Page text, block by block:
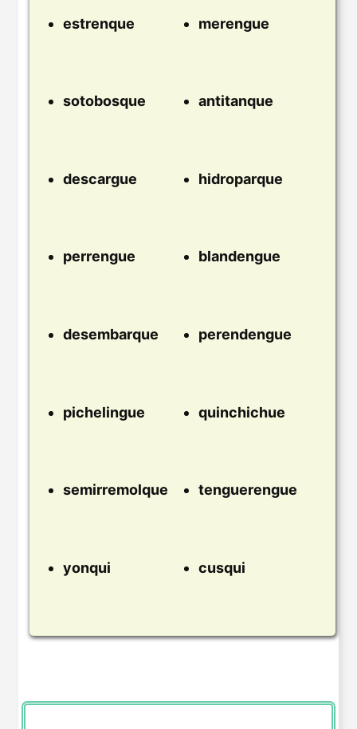
estrenque merengue
sotobosque antitanque
descargue hidroparque
perrengue blandengue
desembarque perendengue
pichelingue quinchichue
semirremolque tenguerengue
yonqui cusqui